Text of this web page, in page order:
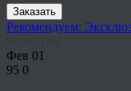
Заказать
Рекомендуем:
Фев 01
95 0